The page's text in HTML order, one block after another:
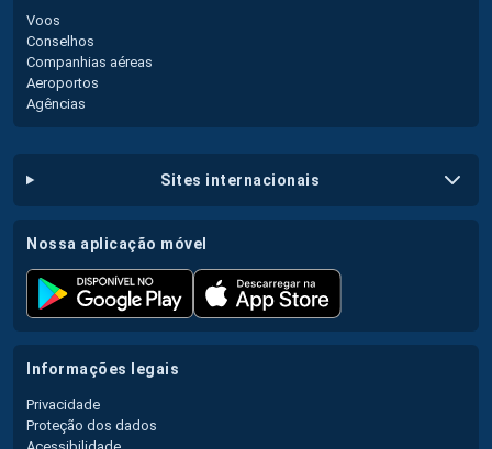
Voos
Conselhos
Companhias aéreas
Aeroportos
Agências
sites internacionais
nossa aplicação móvel
informações legais
Privacidade
Proteção dos dados